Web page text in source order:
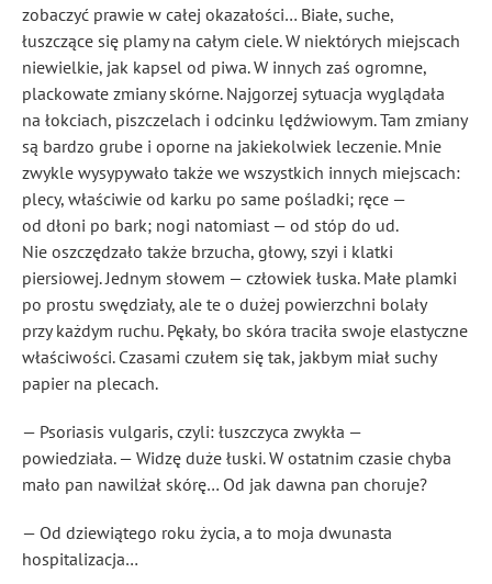
zobaczyć prawie w całej okazałości… Białe, suche,
łuszczące się plamy na całym ciele. W niektórych miejscach
niewielkie, jak kapsel od piwa. W innych zaś ogromne,
plackowate zmiany skórne. Najgorzej sytuacja wyglądała
na łokciach, piszczelach i odcinku lędźwiowym. Tam zmiany
są bardzo grube i oporne na jakiekolwiek leczenie. Mnie
zwykle wysypywało także we wszystkich innych miejscach:
plecy, właściwie od karku po same pośladki; ręce —
od dłoni po bark; nogi natomiast — od stóp do ud.
Nie oszczędzało także brzucha, głowy, szyi i klatki
piersiowej. Jednym słowem — człowiek łuska. Małe plamki
po prostu swędziały, ale te o dużej powierzchni bolały
przy każdym ruchu. Pękały, bo skóra traciła swoje elastyczne
właściwości. Czasami czułem się tak, jakbym miał suchy
papier na plecach.
— Psoriasis vulgaris, czyli: łuszczyca zwykła —
powiedziała. — Widzę duże łuski. W ostatnim czasie chyba
mało pan nawilżał skórę… Od jak dawna pan choruje?
— Od dziewiątego roku życia, a to moja dwunasta
hospitalizacja…